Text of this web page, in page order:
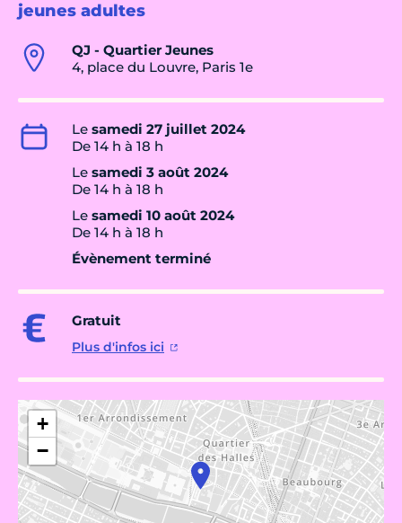
jeunes adultes
QJ - Quartier Jeunes
4, place du Louvre, Paris 1e
Le samedi 27 juillet 2024
De 14 h à 18 h
Le samedi 3 août 2024
De 14 h à 18 h
Le samedi 10 août 2024
De 14 h à 18 h
Évènement terminé
Gratuit
Plus d'infos ici
+
−